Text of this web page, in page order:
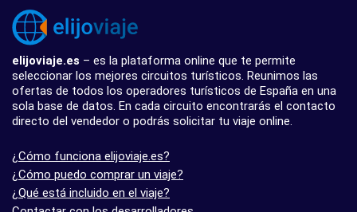
elijoviaje.es – es la plataforma online que te permite
seleccionar los mejores circuitos turísticos. Reunimos las
ofertas de todos los operadores turísticos de España en una
sola base de datos. En cada circuito encontrarás el contacto
directo del vendedor o podrás solicitar tu viaje online.
¿Cómo funciona elijoviaje.es?
¿Cómo puedo comprar un viaje?
¿Qué está incluido en el viaje?